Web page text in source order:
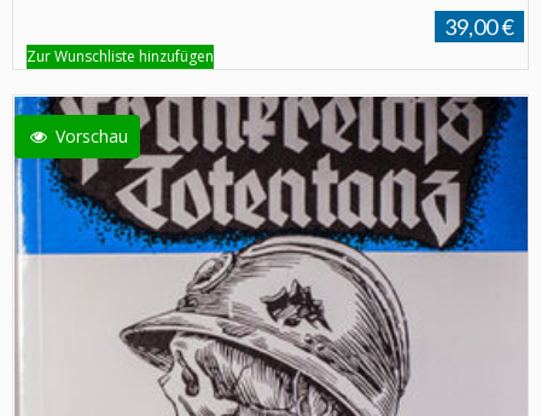
39,00 €
Zur Wunschliste hinzufügen
Vorschau